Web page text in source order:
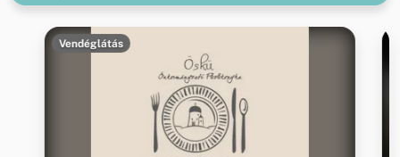
Vendéglátás